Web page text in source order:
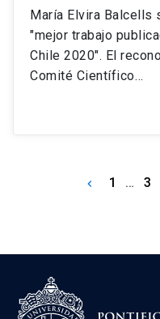
María Elvira Balcells
"mejor trabajo
Chile 2020". El
Comité Científico…
keyboard_arrow_left 1 … 3